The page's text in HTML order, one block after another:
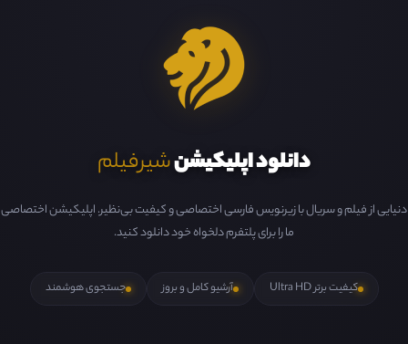
دانلود اپلیکیشنشیرفیلم
دنیایی از فیلم و سریال با زیرنویس فارسی اختصاصی و کیفیت بی‌نظیر. اپلیکیشن اختصاصی
ما را برای پلتفرم دلخواه خود دانلود کنید.
کیفیت برتر Ultra HD آرشیو کامل و بروز جستجوی هوشمند